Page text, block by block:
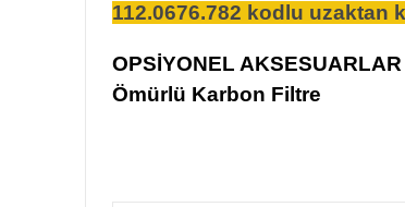
112.0676.782 kodlu uzaktan
OPSİYONEL
Ömürlü Karbon Filtre